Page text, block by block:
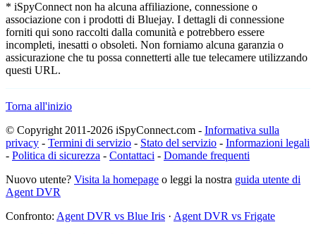
* iSpyConnect non ha alcuna affiliazione, connessione o
associazione con i prodotti di Bluejay. I dettagli di connessione
forniti qui sono raccolti dalla comunità e potrebbero essere
incompleti, inesatti o obsoleti. Non forniamo alcuna garanzia o
assicurazione che tu possa connetterti alle tue telecamere utilizzando
questi URL.
Torna all'inizio
© Copyright 2011-2026 iSpyConnect.com - Informativa sulla
privacy - Termini di servizio - Stato del servizio - Informazioni legali
- Politica di sicurezza - Contattaci - Domande frequenti
Nuovo utente? Visita la homepage o leggi la nostra guida utente di
Agent DVR
Confronto: Agent DVR vs Blue Iris · Agent DVR vs Frigate